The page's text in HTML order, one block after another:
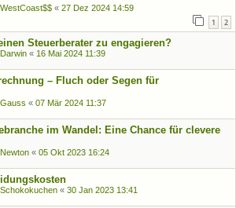
WestCoast$$ « 27 Dez 2024 14:59
1 2
Steuerberater zu engagieren?
Darwin « 16 Mai 2024 11:39
– Fluch oder Segen für
Gauss « 07 Mär 2024 11:37
im Wandel: Eine Chance für clevere
Newton « 05 Okt 2023 16:24
Schokokuchen « 30 Jan 2023 13:41